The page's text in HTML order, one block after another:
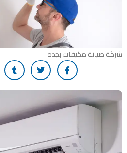
شركة صيانة مكيفات بجدة